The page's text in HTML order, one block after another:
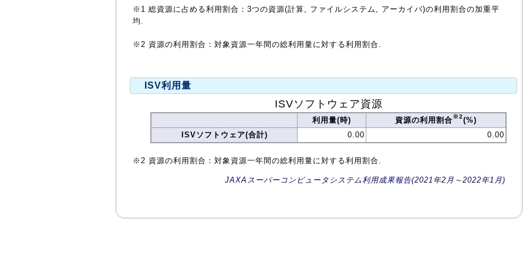
※1 総資源に占める利用割合：3つの資源(計算, ファイルシステム, アーカイバ)の利用割合の加重平
均.
※2 資源の利用割合：対象資源一年間の総利用量に対する利用割合.
ISV利用量
ISVソフトウェア資源
利用量(時) 資源の利用割合※2(%)
ISVソフトウェア(合計)
0.00 0.00
※2 資源の利用割合：対象資源一年間の総利用量に対する利用割合.
JAXAスーパーコンピュータシステム利用成果報告(2021年2月～2022年1月)